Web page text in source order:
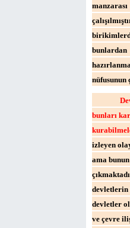
nüfusunun
bunları
izleyen
ama
devletlerin
devletler
ve çevre